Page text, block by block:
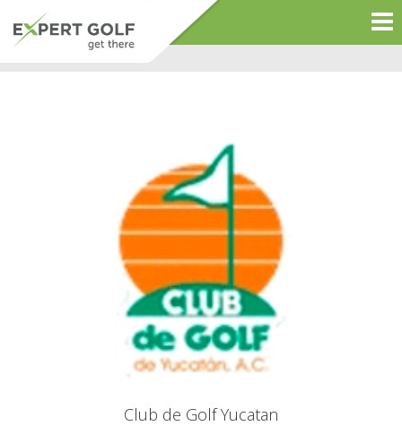
Club de Golf Yucatan